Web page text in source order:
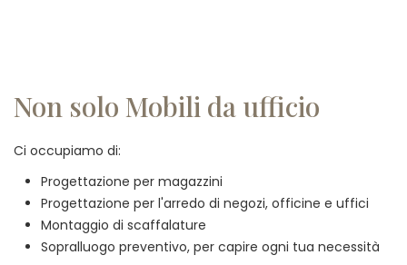
Non solo Mobili da ufficio
Ci occupiamo di:
Progettazione per magazzini
Progettazione per l'arredo di negozi, officine e uffici
Montaggio di scaffalature
Sopralluogo preventivo, per capire ogni tua necessità